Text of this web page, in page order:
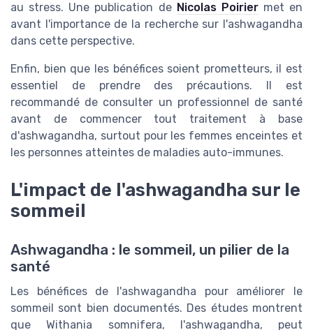
au stress. Une publication de Nicolas Poiriermet en
avant l'importance de la recherche sur l'ashwagandha
dans cette perspective.
Enfin, bien que les bénéfices soient prometteurs, il est
essentiel de prendre des précautions. Il est
recommandé de consulter un professionnel de santé
avant de commencer tout traitement à base
d'ashwagandha, surtout pour les femmes enceintes et
les personnes atteintes de maladies auto-immunes.
L'impact de l'ashwagandha sur le
sommeil
Ashwagandha : le sommeil, un pilier de la
santé
Les bénéfices de l'ashwagandha pour améliorer le
sommeil sont bien documentés. Des études montrent
que Withania somnifera, l'ashwagandha, peut